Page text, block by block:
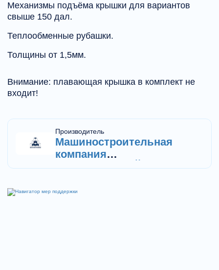
Механизмы подъёма крышки для вариантов
свыше 150 дал.
Теплообменные рубашки.
Толщины от 1,5мм.
Внимание: плавающая крышка в комплект не
входит!
Производитель
Машиностроительная
компания
"МЕТАЛЛСТРОЙМАШ",